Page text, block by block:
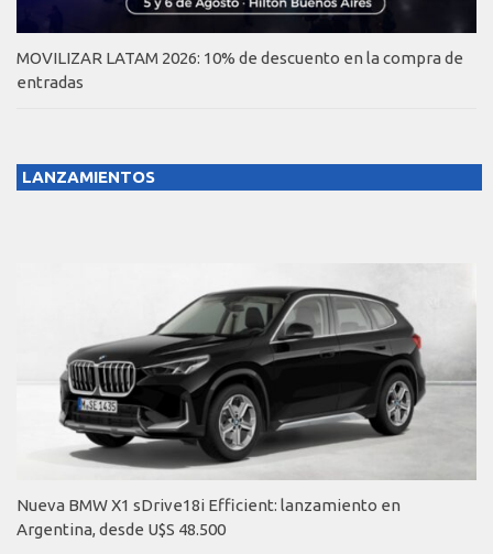
MOVILIZAR LATAM 2026: 10% de descuento en la compra de
entradas
LANZAMIENTOS
Nueva BMW X1 sDrive18i Efficient: lanzamiento en
Argentina, desde U$S 48.500